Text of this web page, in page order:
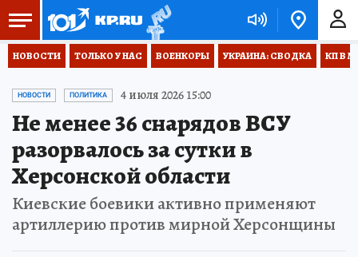
НОВОСТИ ТОЛЬКО У НАС ВОЕНКОРЫ УКРАИНА: СВОДКА КП В
НОВОСТИ ПОЛИТИКА 4 июля 2026 15:00
Не менее 36 снарядов ВСУ
разорвалось за сутки в
Херсонской области
Киевские боевики активно применяют
артиллерию против мирной Херсонщины